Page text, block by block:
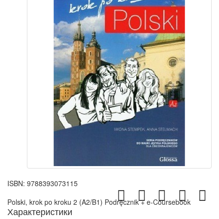
ISBN: 9788393073115
Polski, krok po kroku 2 (A2/B1) Podręcznik + e-Coursebook
Характеристики